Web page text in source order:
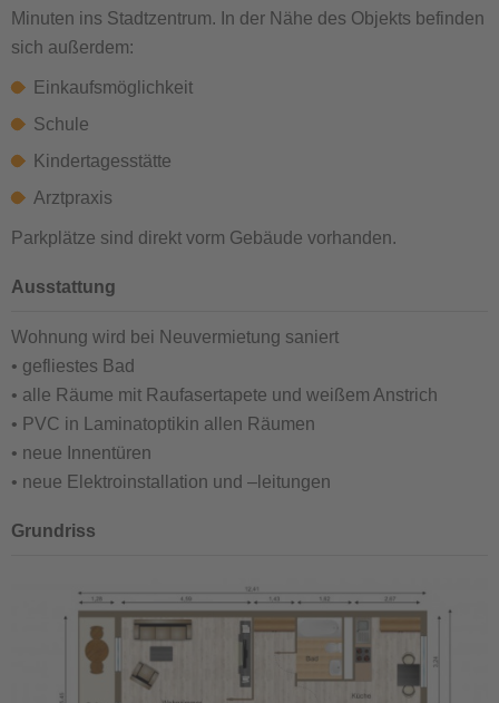
Minuten ins Stadtzentrum. In der Nähe des Objekts befinden
sich außerdem:
Einkaufsmöglichkeit
Schule
Kindertagesstätte
Arztpraxis
Parkplätze sind direkt vorm Gebäude vorhanden.
Ausstattung
Wohnung wird bei Neuvermietung saniert
• gefliestes Bad
• alle Räume mit Raufasertapete und weißem Anstrich
• PVC in Laminatoptikin allen Räumen
• neue Innentüren
• neue Elektroinstallation und –leitungen
Grundriss